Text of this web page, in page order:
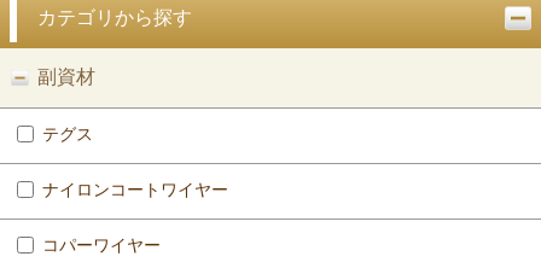
カテゴリから探す
副資材
テグス
ナイロンコートワイヤー
コパーワイヤー